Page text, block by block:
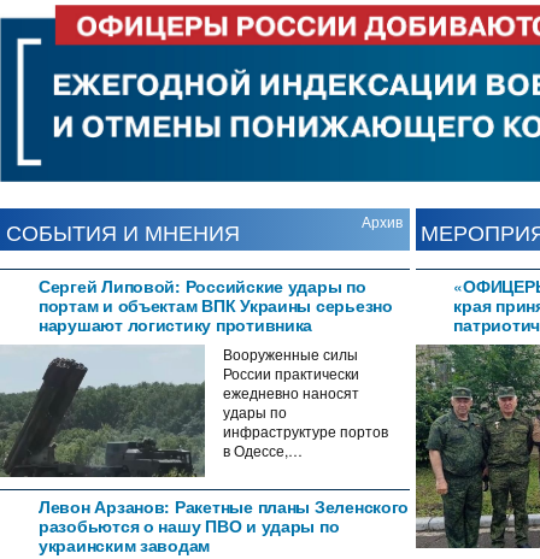
СОБЫТИЯ И МНЕНИЯ Архив
Сергей Липовой: Российские удары по
портам и объектам ВПК Украины серьезно
нарушают логистику противника
Вооруженные силы
России практически
ежедневно наносят
удары по
инфраструктуре портов
в Одессе,…
Левон Арзанов: Ракетные планы Зеленского
разобьются о нашу ПВО и удары по
украинским заводам
края